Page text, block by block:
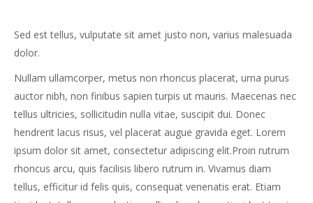
Sed est tellus, vulputate sit amet justo non, varius malesuada
dolor.
Nullam ullamcorper, metus non rhoncus placerat, urna purus
auctor nibh, non finibus sapien turpis ut mauris. Maecenas nec
tellus ultricies, sollicitudin nulla vitae, suscipit dui. Donec
hendrerit lacus risus, vel placerat augue gravida eget. Lorem
ipsum dolor sit amet, consectetur adipiscing elit.Proin rutrum
rhoncus arcu, quis facilisis libero rutrum in. Vivamus diam
tellus, efficitur id felis quis, consequat venenatis erat. Etiam